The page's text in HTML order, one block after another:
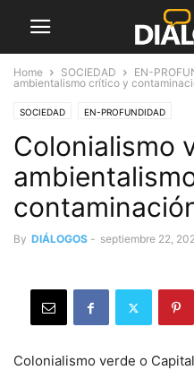
Home SOCIEDAD EN-
ambientalismo crítico y
SOCIEDAD EN-PROFUNDIDAD
Colonialismo
By DIÁLOGOS - septiembre 22,
Colonialismo verde o